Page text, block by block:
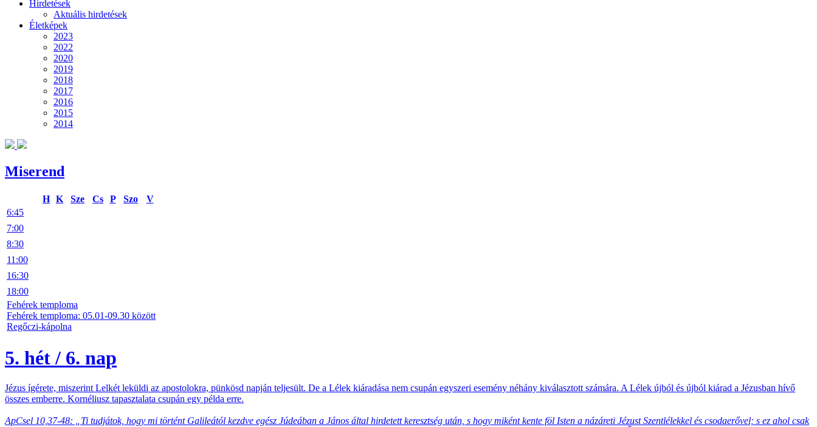
Hirdetések
Aktuális hirdetések
Életképek
2023
2022
2020
2019
2018
2017
2016
2015
2014
Miserend
H K Sze Cs P Szo
V
6:45
7:00
8:30
11:00
16:30
18:00
Fehérek temploma
Fehérek temploma: 05.01-09.30 között
Regőczi-kápolna
5. hét / 6. nap
Jézus ígérete, miszerint Lelkét leküldi az apostolokra, pünkösd napján teljesült. De a Lélek kiáradása nem csupán egyszeri esemény néhány kiválasztott számára. A Lélek újból és újból kiárad a Jézusban hívő
összes emberre. Kornéliusz tapasztalata csupán egy példa erre.
ApCsel 10,37-48: „Ti tudjátok, hogy mi történt Galileától kezdve egész Júdeában a János által hirdetett keresztség után, s hogy miként kente föl Isten a názáreti Jézust Szentlélekkel és csodaerővel; s ez ahol csak